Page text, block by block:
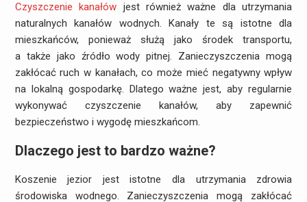
Czyszczenie kanałów jest również ważne dla utrzymania
naturalnych kanałów wodnych. Kanały te są istotne dla
mieszkańców, ponieważ służą jako środek transportu,
a także jako źródło wody pitnej. Zanieczyszczenia mogą
zakłócać ruch w kanałach, co może mieć negatywny wpływ
na lokalną gospodarkę. Dlatego ważne jest, aby regularnie
wykonywać czyszczenie kanałów, aby zapewnić
bezpieczeństwo i wygodę mieszkańcom.
Dlaczego jest to bardzo ważne?
Koszenie jezior jest istotne dla utrzymania zdrowia
środowiska wodnego. Zanieczyszczenia mogą zakłócać